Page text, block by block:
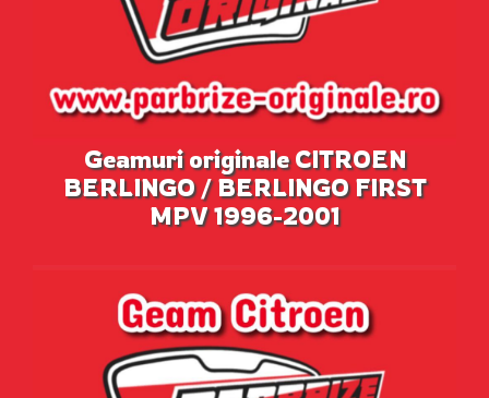
Geamuri originale CITROEN
BERLINGO / BERLINGO FIRST
MPV 1996-2001